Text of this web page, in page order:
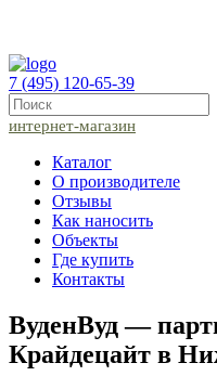
7 (495) 120-65-39
интернет-магазин
Каталог
О производителе
Отзывы
Как наносить
Объекты
Где купить
Контакты
ВуденВуд —
Крайдецайт в